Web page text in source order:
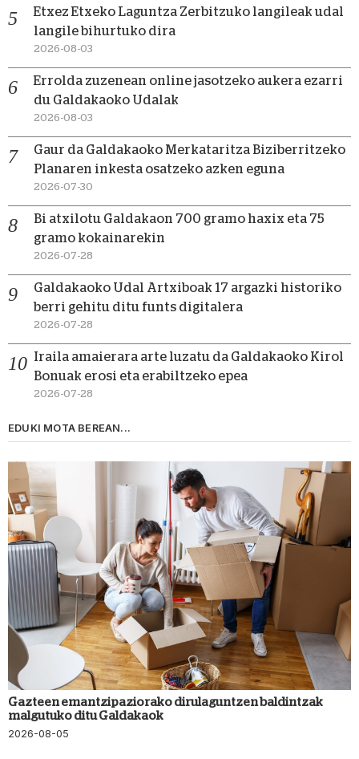
Etxez Etxeko Laguntza Zerbitzuko langileak udal
langile bihurtuko dira
2026-08-03
Errolda zuzenean online jasotzeko aukera ezarri
du Galdakaoko Udalak
2026-08-03
Gaur da Galdakaoko Merkataritza Biziberritzeko
Planaren inkesta osatzeko azken eguna
2026-07-30
Bi atxilotu Galdakaon 700 gramo haxix eta 75
gramo kokainarekin
2026-07-28
Galdakaoko Udal Artxiboak 17 argazki historiko
berri gehitu ditu funts digitalera
2026-07-28
Iraila amaierara arte luzatu da Galdakaoko Kirol
Bonuak erosi eta erabiltzeko epea
2026-07-28
EDUKI MOTA BEREAN...
Gazteen emantzipaziorako dirulaguntzen baldintzak
malgutuko ditu Galdakaok
2026-08-05